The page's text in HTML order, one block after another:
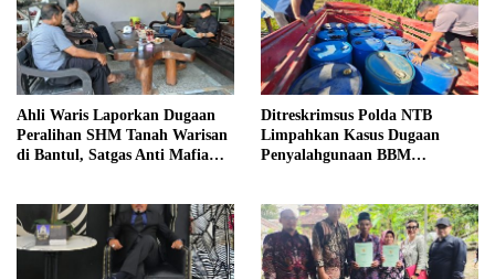
Ahli Waris Laporkan Dugaan
Peralihan SHM Tanah Warisan
di Bantul, Satgas Anti Mafia
Ditreskrimsus Polda NTB
Limpahkan Kasus Dugaan
Penyalahgunaan BBM